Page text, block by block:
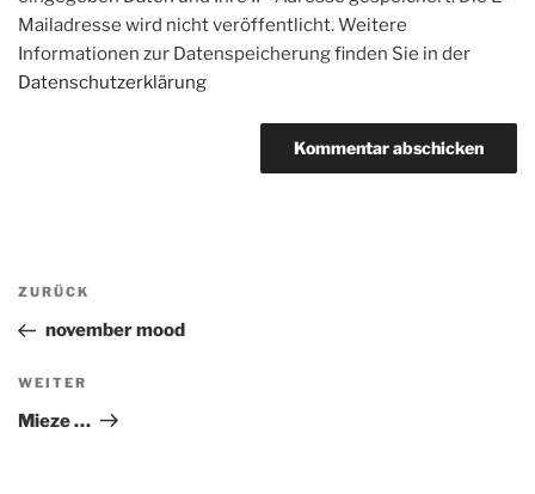
Mailadresse wird nicht veröffentlicht. Weitere
Informationen zur Datenspeicherung finden Sie in der
Datenschutzerklärung
Beitragsnavigation
Vorheriger
Beitrag
ZURÜCK
november mood
Nächster
Beitrag
WEITER
Mieze …